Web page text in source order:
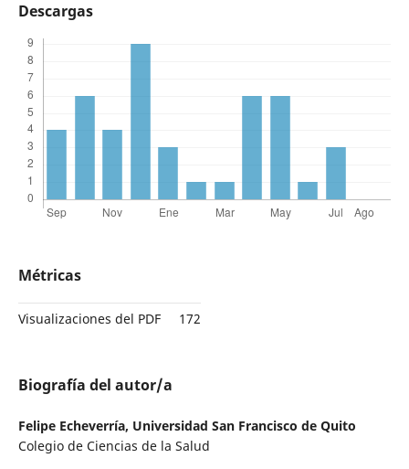
Descargas
Métricas
Visualizaciones del PDF 172
Biografía del autor/a
Felipe Echeverría, Universidad San Francisco de Quito
Colegio de Ciencias de la Salud